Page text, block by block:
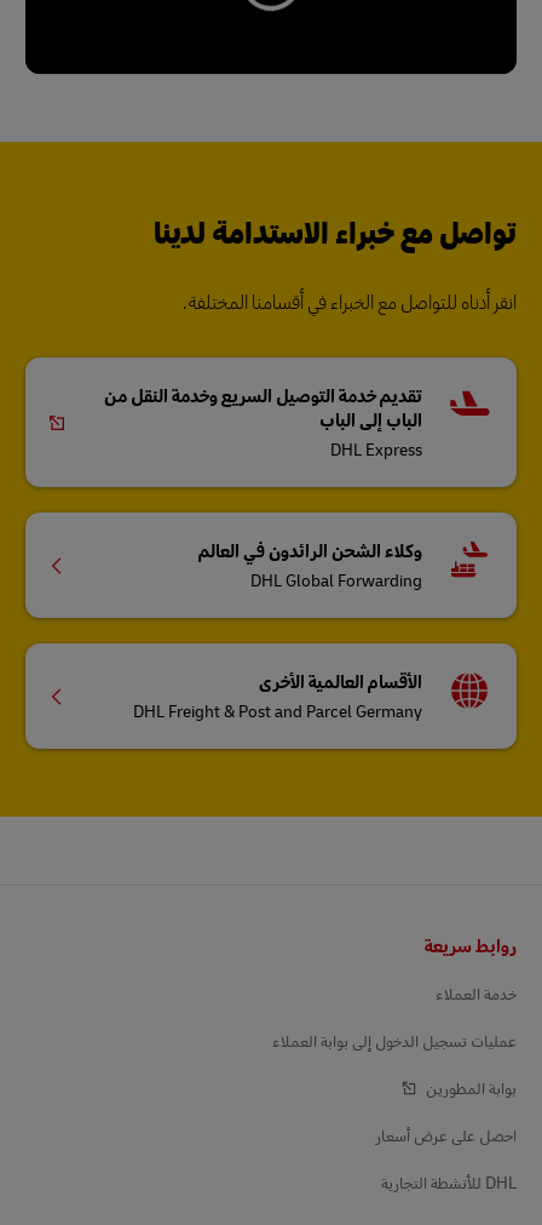
تواصل مع خبراء الاستدامة لدينا
انقر أدناه للتواصل مع الخبراء في أقسامنا المختلفة.
تقديم خدمة التوصيل السريع وخدمة النقل من
الباب إلى الباب
DHL Express
وكلاء الشحن الرائدون في العالم
DHL Global Forwarding
الأقسام العالمية الأخرى
DHL Freight & Post and Parcel Germany
روابط سريعة
خدمة العملاء
عمليات تسجيل الدخول إلى بوابة العملاء
بوابة المطورين
احصل على عرض أسعار
DHL للأنشطة التجارية